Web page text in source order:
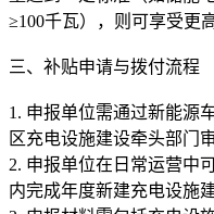
≥100千瓦），则可享受更
三、补贴申请与拨付流程
1. 申报单位需通过新能源
区充电设施建设牵头部门
2. 申报单位在日常运营中
内完成年度新建充电设施